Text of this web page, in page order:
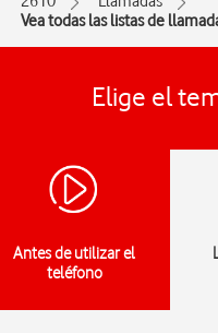
Vea todas las listas de
Elige el
Antes de utilizar el
teléfono